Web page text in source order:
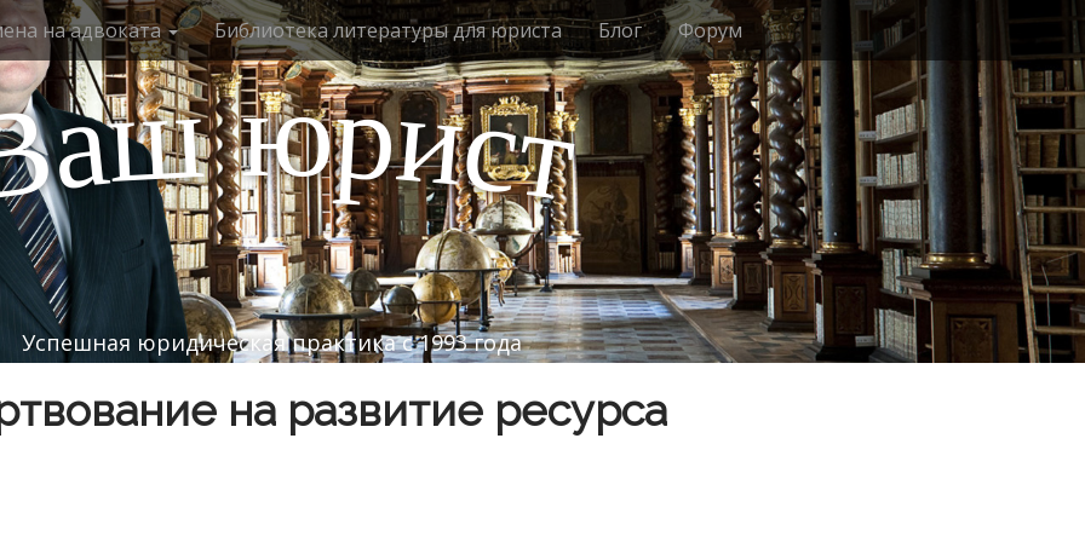
на адвоката Библиотека литературы для юриста Блог Форум
аш юрист
Успешная юридическая практика с 1993 года
на развитие ресурса